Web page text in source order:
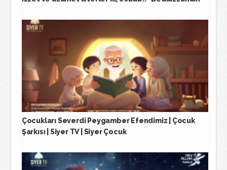
Çocukları Severdi Peygamber Efendimiz | Çocuk
Şarkısı | Siyer TV | Siyer Çocuk